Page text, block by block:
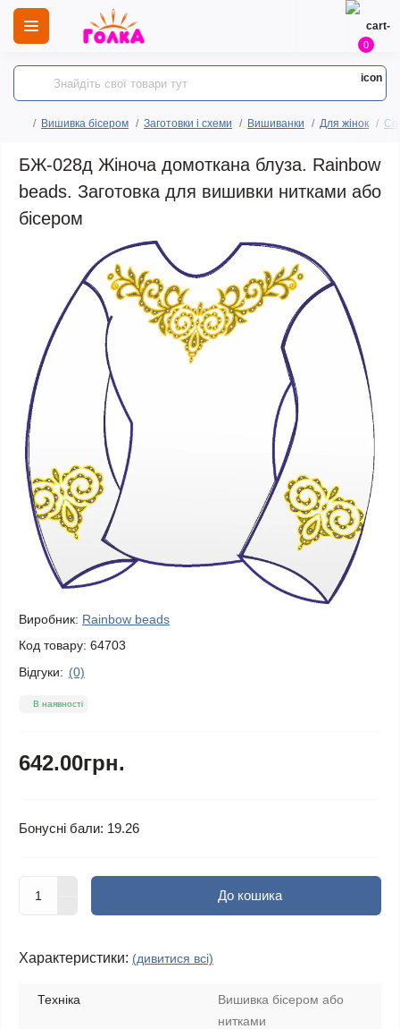
0
Вишивка бісером Заготовки і схеми Вишиванки Для жінок
БЖ-028д Жіноча домоткана блуза. Rainbow
beads. Заготовка для вишивки нитками або
бісером
Виробник: Rainbow beads
Код товару: 64703
Відгуки: (0)
В наявності
642.00грн.
Бонусні бали: 19.26
До кошика
Характеристики: (дивитися всі)
Техніка
Вишивка бісером або
нитками